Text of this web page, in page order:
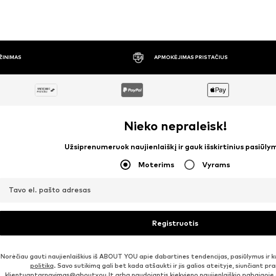
30 DIENŲ NEMOKAMAS GRĄŽINIMAS
Nieko nepraleisk!
Užsiprenumeruok naujienlaiškį ir gauk išskirtinius
Moterims Vyrams
Tavo el. pašto adresas
Registruotis
Norėčiau gauti naujienlaiškius iš ABOUT YOU apie dabartines tendencijas, pasiūlymus ir
politika. Savo sutikimą gali bet kada atšaukti ir jis galios ateityje, siunčiant